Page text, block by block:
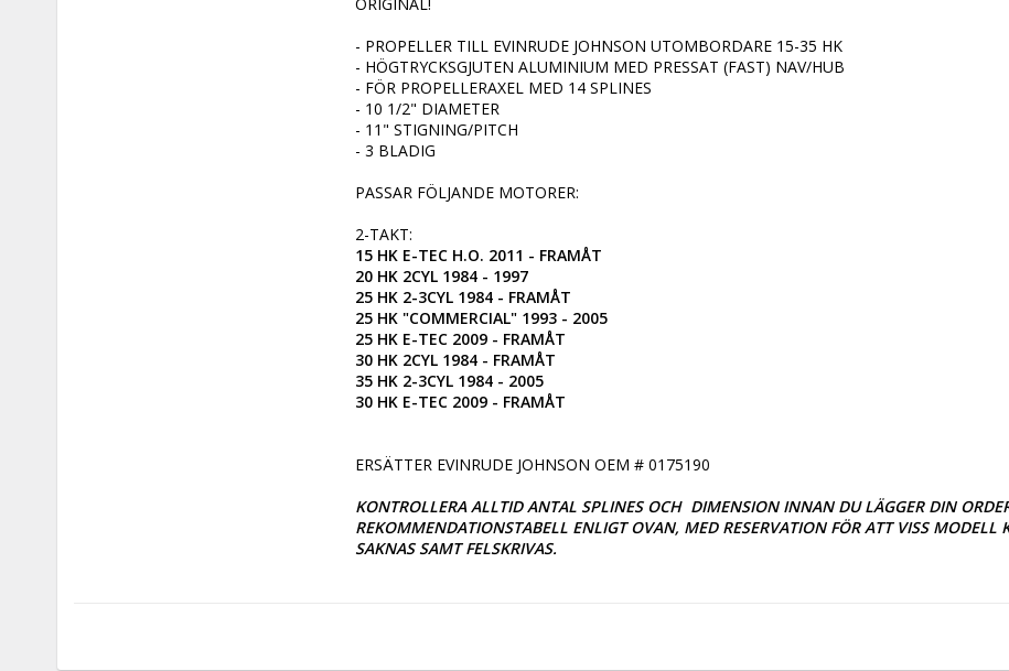
- PROPELLER TILL EVINRUDE JOHNSON UTOMBORDARE 15-35 HK
- HÖGTRYCKSGJUTEN ALUMINIUM MED PRESSAT (FAST) NAV/HUB
- FÖR PROPELLERAXEL MED 14 SPLINES
- 10 1/2" DIAMETER
- 11" STIGNING/PITCH
- 3 BLADIG
PASSAR FÖLJANDE MOTORER:
15 HK E-TEC H.O. 2011 - FRAMÅT
20 HK 2CYL 1984 - 1997
25 HK 2-3CYL 1984 - FRAMÅT
25 HK "COMMERCIAL" 1993 - 2005
25 HK E-TEC 2009 - FRAMÅT
30 HK 2CYL 1984 - FRAMÅT
35 HK 2-3CYL 1984 - 2005
30 HK E-TEC 2009 - FRAMÅT
ERSÄTTER EVINRUDE JOHNSON OEM # 0175190
KONTROLLERA ALLTID ANTAL SPLINES OCH  DIMENSION INNAN DU LÄGGER DIN
REKOMMENDATIONSTABELL ENLIGT OVAN, MED RESERVATION FÖR ATT VISS MODELL
SAKNAS SAMT FELSKRIVAS.